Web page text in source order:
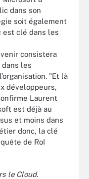
dans son
soit également
est clé dans les
venir consistera
les
"Et là
développeurs,
Laurent
est déjà au
et moins dans
donc, la clé
de RoI
le Cloud.